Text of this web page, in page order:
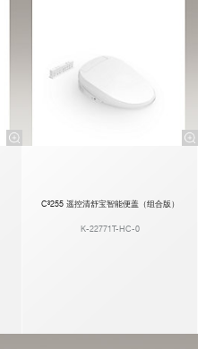
C³255 遥控清舒宝智能便盖（组合版）
K-22771T-HC-0